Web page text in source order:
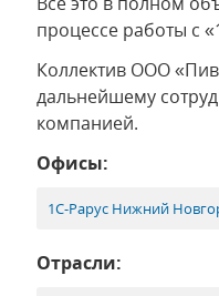
процессе работы с
Коллектив ООО
дальнейшему
компанией.
Офисы:
1С-Рарус Нижний
Отрасли: